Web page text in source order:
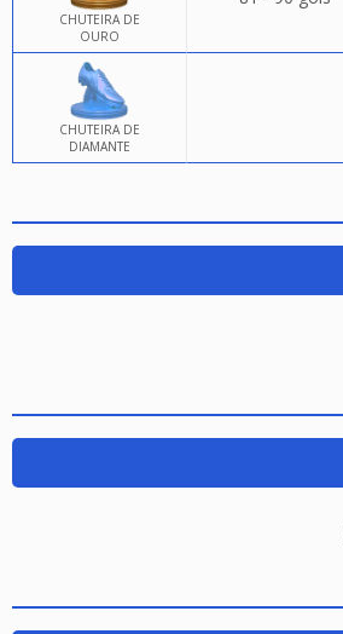
CHUTEIRA DE
OURO
CHUTEIRA DE
DIAMANTE